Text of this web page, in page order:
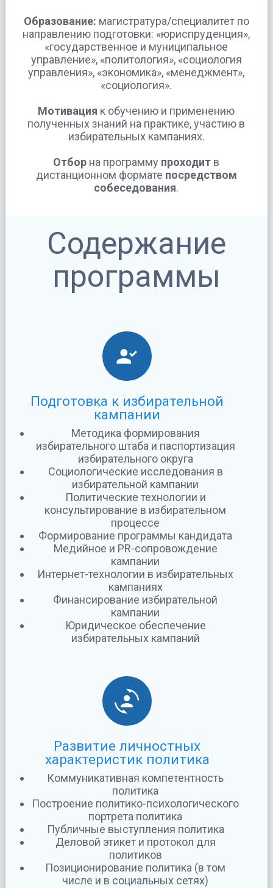
Образование: магистратура/специалитет по
направлению подготовки: «юриспруденция»,
«государственное и муниципальное
управление», «политология», «социология
управления», «экономика», «менеджмент»,
«социология».
Мотивация к обучению и применению
полученных знаний на практике, участию в
избирательных кампаниях.
Отбор на программу проходит в
дистанционном формате посредством
собеседования.
Содержание
программы
Подготовка к избирательной
кампании
Методика формирования
избирательного штаба и паспортизация
избирательного округа
Социологические исследования в
избирательной кампании
Политические технологии и
консультирование в избирательном
процессе
Формирование программы кандидата
Медийное и PR-сопровождение
кампании
Интернет-технологии в избирательных
кампаниях
Финансирование избирательной
кампании
Юридическое обеспечение
избирательных кампаний
Развитие личностных
характеристик политика
Коммуникативная компетентность
политика
Построение политико-психологического
портрета политика
Публичные выступления политика
Деловой этикет и протокол для
политиков
Позиционирование политика (в том
числе и в социальных сетях)